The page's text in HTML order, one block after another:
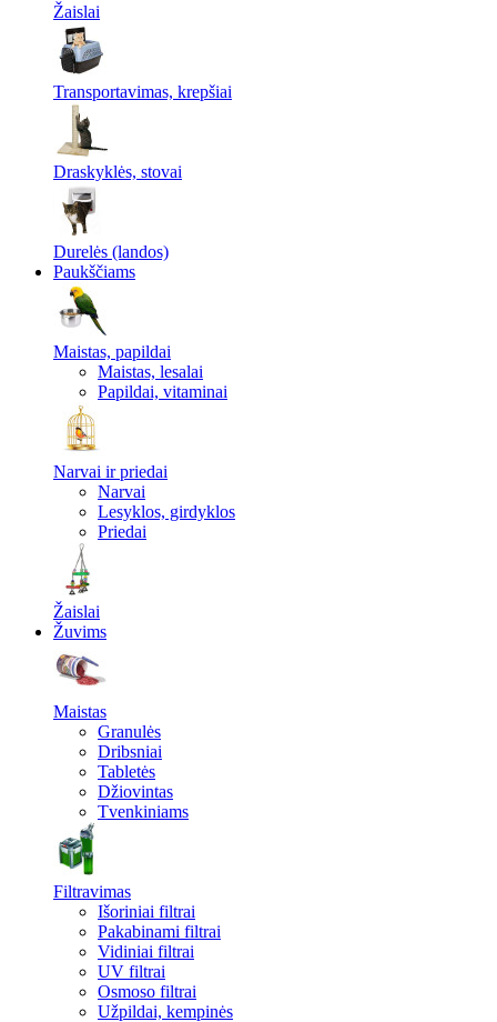
Žaislai
Transportavimas, krepšiai
Draskyklės, stovai
Durelės (landos)
Paukščiams
Maistas, papildai
Maistas, lesalai
Papildai, vitaminai
Narvai ir priedai
Narvai
Lesyklos, girdyklos
Priedai
Žaislai
Žuvims
Maistas
Granulės
Dribsniai
Tabletės
Džiovintas
Tvenkiniams
Filtravimas
Išoriniai filtrai
Pakabinami filtrai
Vidiniai filtrai
UV filtrai
Osmoso filtrai
Užpildai, kempinės